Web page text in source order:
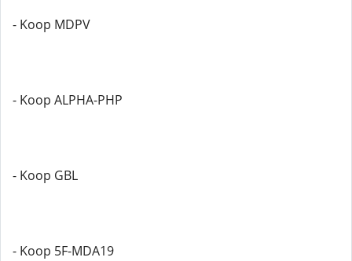
- Koop MDPV
- Koop ALPHA-PHP
- Koop GBL
- Koop 5F-MDA19